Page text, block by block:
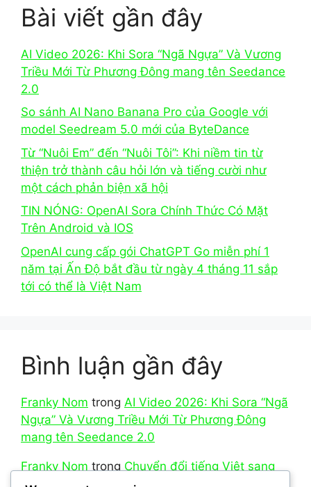
Bài viết gần đây
AI Video 2026: Khi Sora “Ngã Ngựa” Và Vương
Triều Mới Từ Phương Đông mang tên Seedance
2.0
So sánh AI Nano Banana Pro của Google với
model Seedream 5.0 mới của ByteDance
Từ “Nuôi Em” đến “Nuôi Tôi”: Khi niềm tin từ
thiện trở thành câu hỏi lớn và tiếng cười như
một cách phản biện xã hội
TIN NÓNG: OpenAI Sora Chính Thức Có Mặt
Trên Android và IOS
OpenAI cung cấp gói ChatGPT Go miễn phí 1
năm tại Ấn Độ bắt đầu từ ngày 4 tháng 11 sắp
tới có thể là Việt Nam
Bình luận gần đây
Franky Nom trong AI Video 2026: Khi Sora “Ngã
Ngựa” Và Vương Triều Mới Từ Phương Đông
mang tên Seedance 2.0
Franky Nom trong Chuyển đổi tiếng Việt sang
Teencode là gì?